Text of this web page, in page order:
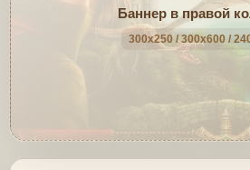
Баннер в правой
300x250 / 300x600 /